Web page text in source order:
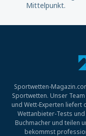
Mittelpunkt.
Sportwetten-
Sportwetten. Unser
und Wett-Experten
Wettanbieter-Tests
Buchmacher und teilen
bekommst